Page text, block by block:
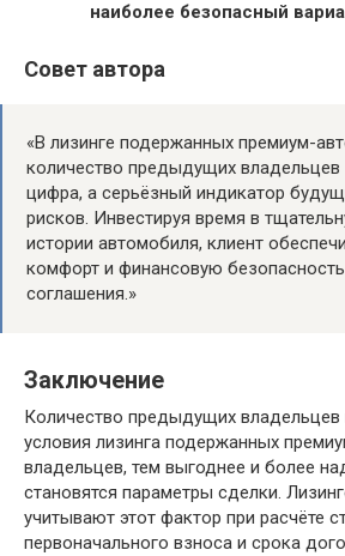
наиболее безопасный
Совет автора
«В лизинге подержанных премиум-
количество предыдущих
цифра, а серьёзный индикатор
рисков. Инвестируя время в
истории автомобиля, клиент
комфорт и финансовую
соглашения.»
Заключение
Количество предыдущих владельцев
условия лизинга подержанных
владельцев, тем выгоднее и более
становятся параметры сделки.
учитывают этот фактор при расчёте
первоначального взноса и срока